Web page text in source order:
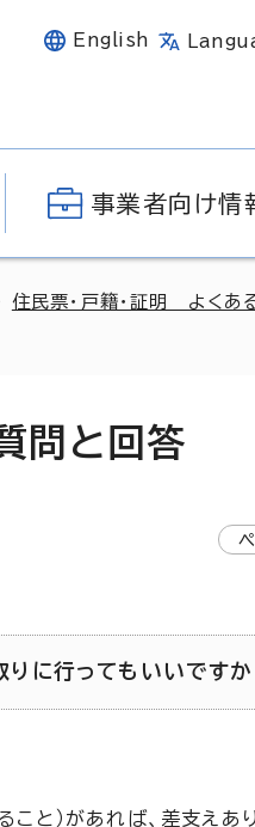
English
事業者向け情
住民票・戸籍・証明 よくあ
問と回答
りに行ってもいい
と）があれば、差支えあり